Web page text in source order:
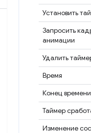
Установить
Запросить
анимации
Удалить
Время
Конец времени
Таймер
Изменение